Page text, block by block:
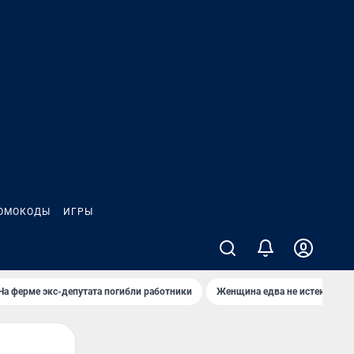
ИГРЫ
ферме экс-депутата погибли работники Женщина едва не истекла